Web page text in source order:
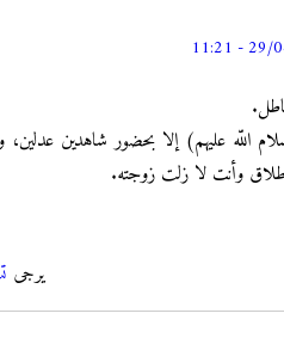
اللّه عليهم) إلا بحضور شاهدين
طلاق وأنت لا زلت زوجته.
يرجى